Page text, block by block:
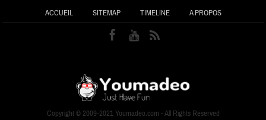
ACCUEIL SITEMAP TIMELINE A PROPOS
Copyright © 2009-2021 Youmadeo.com - All Rights Reserved